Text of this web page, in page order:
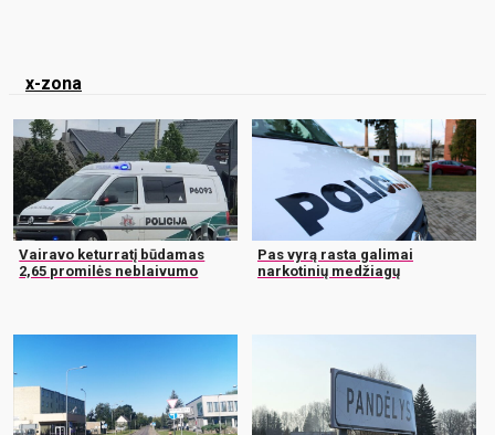
x-zona
Vairavo keturratį būdamas
2,65 promilės neblaivumo
Pas vyrą rasta galimai
narkotinių medžiagų